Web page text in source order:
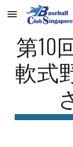
Skip to main
第10
軟式